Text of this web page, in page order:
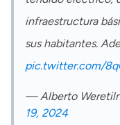
infraestructura
sus habitantes.
pic.twitter.com/
— Alberto
19, 2024